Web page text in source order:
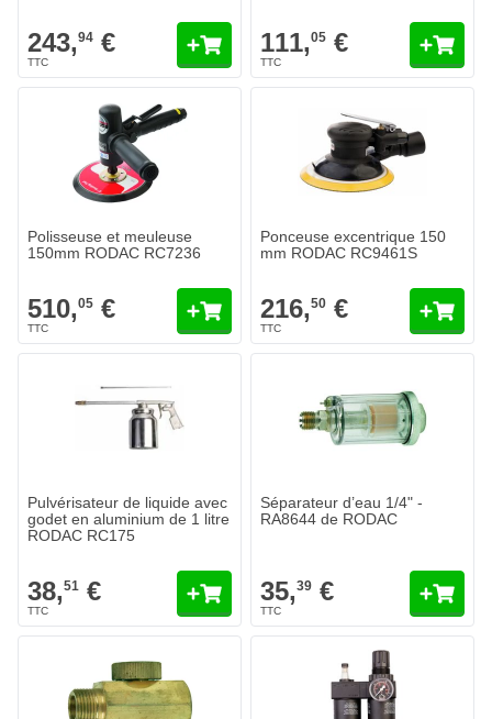
243,94 € 111,05 €
Polisseuse et meuleuse
150mm RODAC RC7236
510,05 €
Ponceuse excentrique 150
mm RODAC RC9461S
216,50 €
Pulvérisateur de liquide avec
godet en aluminium de 1 litre
RODAC RC175
38,51 €
Séparateur d’eau 1/4" -
RA8644 de RODAC
35,39 €
Expédié aujourd'hui